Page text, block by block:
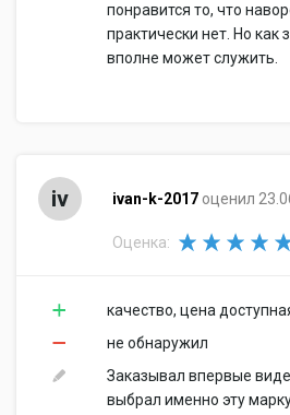
понравится то, что
практически нет. Но как
вполне может служить.
iv ivan-k-2017 оценил
Оценка:
качество, цена
не обнаружил
Заказывал впервые
выбрал именно эту